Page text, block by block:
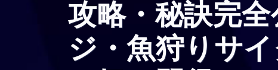
攻略・秘訣完
ジ・魚狩りサ